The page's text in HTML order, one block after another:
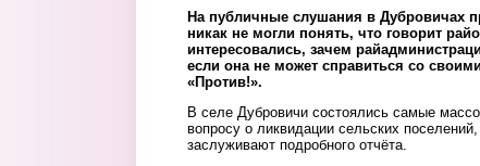
На публичные слушания в Дубровичах
никак не могли понять, что говорит
интересовались, зачем
если она не может справиться со
«Против!».
В селе Дубровичи состоялись самые
вопросу о ликвидации сельских
заслуживают подробного отчёта.